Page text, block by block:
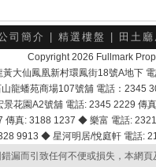
司簡介 精選樓盤 田土
Copyright 2026 Fullmark
黃大仙鳳凰新村環鳳街18號A地下
山龍蟠苑商場107號舖 電話：2345
景花園A2號舖 電話: 2345 2229
傳真: 3188 1237 ◆ 樂富 電話:
9913 ◆ 星河明居/悅庭軒 電話
漏而引致任何不便或損失，本網